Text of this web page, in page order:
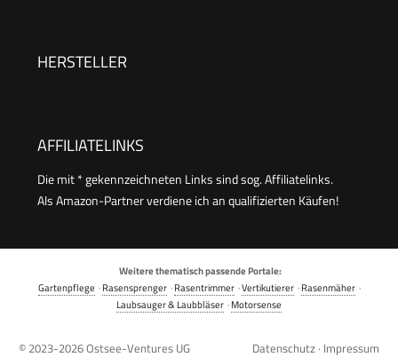
HERSTELLER
AFFILIATELINKS
Die mit * gekennzeichneten Links sind sog. Affiliatelinks.
Als Amazon-Partner verdiene ich an qualifizierten Käufen!
Weitere thematisch passende Portale:
Gartenpflege ·Rasensprenger·Rasentrimmer·Vertikutierer·Rasenmäher·
Laubsauger & Laubbläser ·Motorsense
© 2023-2026Ostsee-Ventures UG Datenschutz · Impressum